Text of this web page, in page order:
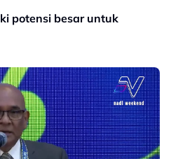
potensi besar untuk